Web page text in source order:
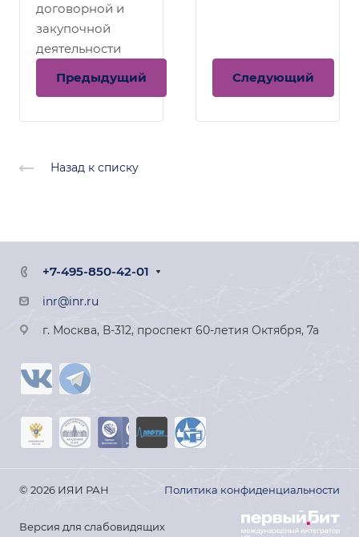
договорной и
закупочной
деятельности
Предыдущий
Следующий
Назад к списку
+7-495-850-42-01
inr@inr.ru
г. Москва, В-312, проспект 60-летия Октября, 7а
© 2026 ИЯИ РАН Политика конфиденциальности
Версия для слабовидящих